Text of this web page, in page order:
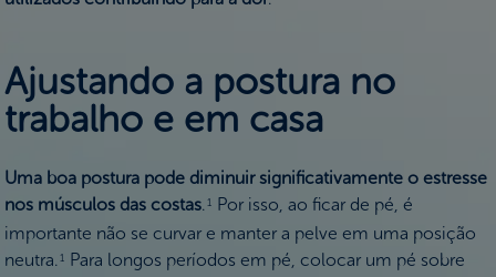
Ajustando a postura no
trabalho e em casa
Uma boa postura pode diminuir significativamente o estresse
nos músculos das costas.1
Por isso, ao ficar de pé, é
importante não se curvar e manter a pelve em uma posição
neutra.1
Para longos períodos em pé, colocar um pé sobre